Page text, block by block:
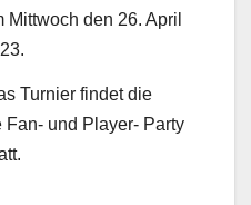
den 26. April
Turnier findet die
und Player- Party